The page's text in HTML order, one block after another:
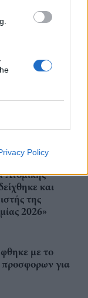
Policy
μεγαλύτερο
με κύκλο
την περίοδο
νέες
εργασίας
έξι
και
της
2026»
με το
προσφορων για